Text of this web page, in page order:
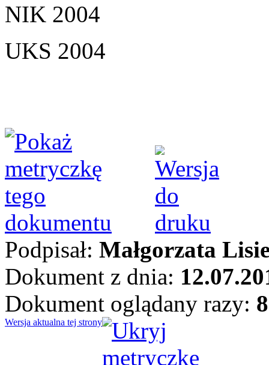
NIK 2004
UKS 2004
Podpisał: Małgorzata
Dokument z dnia:
Dokument oglądany razy:
Wersja aktualna tej strony